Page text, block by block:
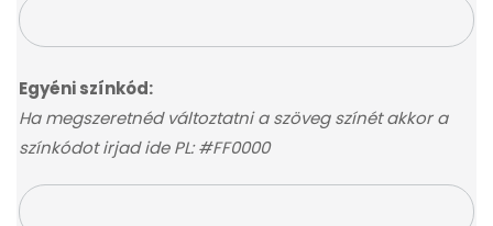
Egyéni színkód:
Ha megszeretnéd változtatni a szöveg színét akkor a
színkódot irjad ide PL: #FF0000